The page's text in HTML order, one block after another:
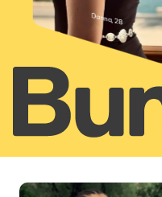
Danna, 28